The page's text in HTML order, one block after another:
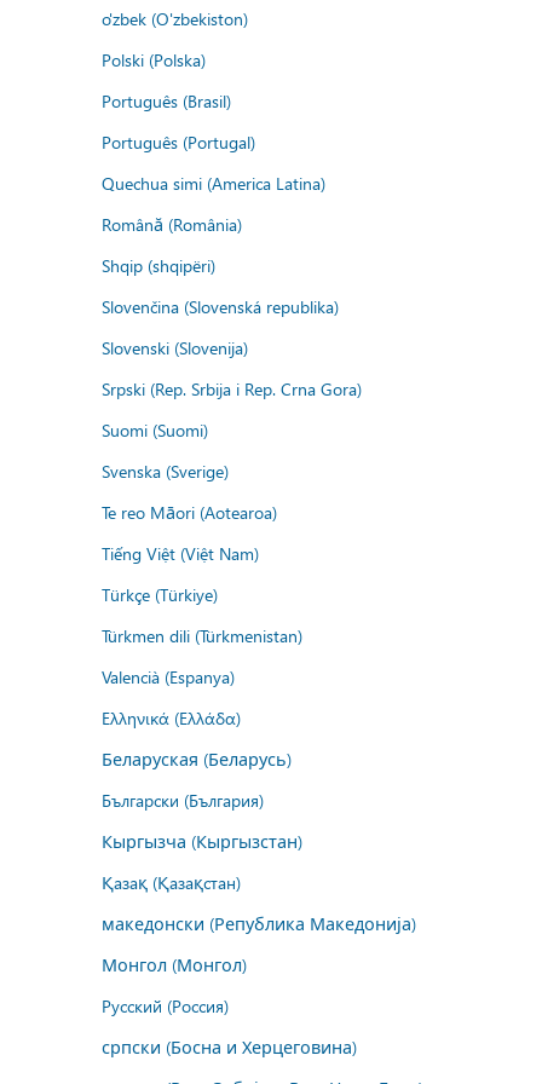
o'zbek (O'zbekiston)
Polski (Polska)
Português (Brasil)
Português (Portugal)
Quechua simi (America Latina)
Română (România)
Shqip (shqipëri)
Slovenčina (Slovenská republika)
Slovenski (Slovenija)
Srpski (Rep. Srbija i Rep. Crna Gora)
Suomi (Suomi)
Svenska (Sverige)
Te reo Māori (Aotearoa)
Tiếng Việt (Việt Nam)
Türkçe (Türkiye)
Türkmen dili (Türkmenistan)
Valencià (Espanya)
Ελληνικά (Ελλάδα)
Беларуская (Беларусь)
Български (България)
Кыргызча (Кыргызстан)
Қазақ (Қазақстан)
македонски (Република Македонија)
Монгол (Монгол)
Русский (Россия)
српски (Босна и Херцеговина)